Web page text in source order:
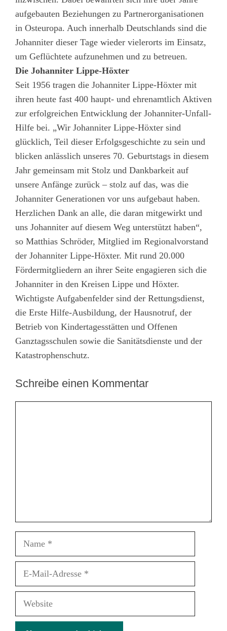
aufgebauten Beziehungen zu Partnerorganisationen
in Osteuropa. Auch innerhalb Deutschlands sind die
Johanniter dieser Tage wieder vielerorts im Einsatz,
um Geflüchtete aufzunehmen und zu betreuen.
Die Johanniter Lippe-Höxter
Seit 1956 tragen die Johanniter Lippe-Höxter mit
ihren heute fast 400 haupt- und ehrenamtlich Aktiven
zur erfolgreichen Entwicklung der Johanniter-Unfall-
Hilfe bei. „Wir Johanniter Lippe-Höxter sind
glücklich, Teil dieser Erfolgsgeschichte zu sein und
blicken anlässlich unseres 70. Geburtstags in diesem
Jahr gemeinsam mit Stolz und Dankbarkeit auf
unsere Anfänge zurück – stolz auf das, was die
Johanniter Generationen vor uns aufgebaut haben.
Herzlichen Dank an alle, die daran mitgewirkt und
uns Johanniter auf diesem Weg unterstützt haben“,
so Matthias Schröder, Mitglied im Regionalvorstand
der Johanniter Lippe-Höxter. Mit rund 20.000
Fördermitgliedern an ihrer Seite engagieren sich die
Johanniter in den Kreisen Lippe und Höxter.
Wichtigste Aufgabenfelder sind der Rettungsdienst,
die Erste Hilfe-Ausbildung, der Hausnotruf, der
Betrieb von Kindertagesstätten und Offenen
Ganztagsschulen sowie die Sanitätsdienste und der
Katastrophenschutz.
Schreibe einen Kommentar
Name
Website